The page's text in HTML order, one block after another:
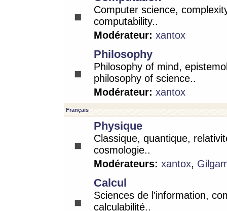
Computer science,
computability..
Modérateur: xantox
Philosophy
Philosophy of mind,
philosophy of science..
Modérateur: xantox
Français
Physique
Classique, quantique,
cosmologie..
Modérateurs: xantox,
Calcul
Sciences de l'information,
calculabilité..